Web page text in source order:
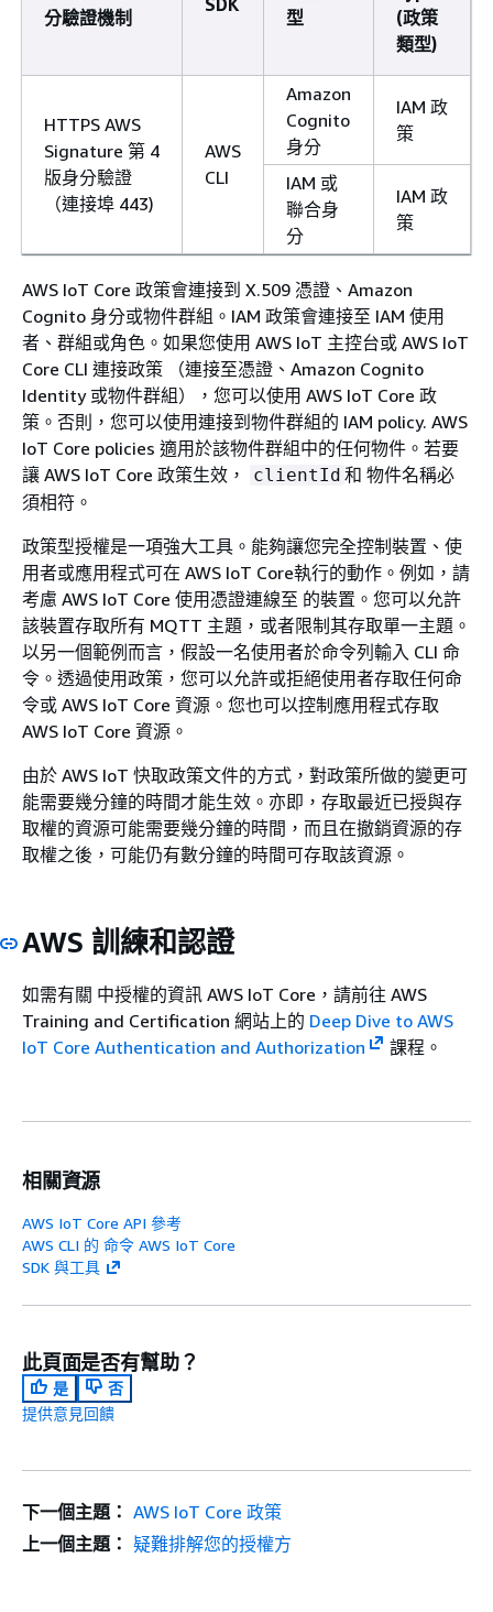
分驗證機制
SDK
型
(政策
類型)
HTTPS AWS
Signature 第 4
版身分驗證
（連接埠 443)
AWS
CLI
Amazon
Cognito
身分
IAM 政
策
IAM 或
聯合身
分
IAM 政
策
AWS IoT Core 政策會連接到 X.509 憑證、Amazon
Cognito 身分或物件群組。IAM 政策會連接至 IAM 使用
者、群組或角色。如果您使用 AWS IoT 主控台或 AWS IoT
Core CLI 連接政策 （連接至憑證、Amazon Cognito
Identity 或物件群組），您可以使用 AWS IoT Core 政
策。否則，您可以使用連接到物件群組的 IAM policy. AWS
IoT Core policies 適用於該物件群組中的任何物件。若要
讓 AWS IoT Core 政策生效，
clientId 和 物件名稱必
須相符。
政策型授權是一項強大工具。能夠讓您完全控制裝置、使
用者或應用程式可在 AWS IoT Core執行的動作。例如，請
考慮 AWS IoT Core 使用憑證連線至 的裝置。您可以允許
該裝置存取所有 MQTT 主題，或者限制其存取單一主題。
以另一個範例而言，假設一名使用者於命令列輸入 CLI 命
令。透過使用政策，您可以允許或拒絕使用者存取任何命
令或 AWS IoT Core 資源。您也可以控制應用程式存取
AWS IoT Core 資源。
由於 AWS IoT 快取政策文件的方式，對政策所做的變更可
能需要幾分鐘的時間才能生效。亦即，存取最近已授與存
取權的資源可能需要幾分鐘的時間，而且在撤銷資源的存
取權之後，可能仍有數分鐘的時間可存取該資源。
AWS 訓練和認證
如需有關 中授權的資訊 AWS IoT Core，請前往 AWS
Training and Certification 網站上的 Deep Dive to AWS
IoT Core Authentication and Authorization
課程。
相關資源
AWS IoT Core API 參考
AWS CLI 的 命令 AWS IoT Core
SDK 與工具
此頁面是否有幫助？
是
否
提供意見回饋
下一個主題： AWS IoT Core 政策
上一個主題： 疑難排解您的授權方